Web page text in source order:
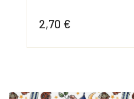
2,70 €